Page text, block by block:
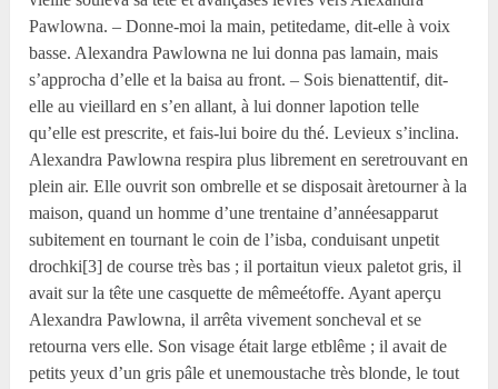
Pawlowna. – Donne-moi la main, petitedame, dit-elle à voix
basse. Alexandra Pawlowna ne lui donna pas lamain, mais
s’approcha d’elle et la baisa au front. – Sois bienattentif, dit-
elle au vieillard en s’en allant, à lui donner lapotion telle
qu’elle est prescrite, et fais-lui boire du thé. Levieux s’inclina.
Alexandra Pawlowna respira plus librement en seretrouvant en
plein air. Elle ouvrit son ombrelle et se disposait àretourner à la
maison, quand un homme d’une trentaine d’annéesapparut
subitement en tournant le coin de l’isba, conduisant unpetit
drochki[3] de course très bas ; il portaitun vieux paletot gris, il
avait sur la tête une casquette de mêmeétoffe. Ayant aperçu
Alexandra Pawlowna, il arrêta vivement soncheval et se
retourna vers elle. Son visage était large etblême ; il avait de
petits yeux d’un gris pâle et unemoustache très blonde, le tout